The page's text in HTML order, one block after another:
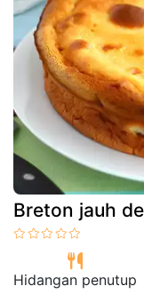
Breton jauh
Hidangan penutup